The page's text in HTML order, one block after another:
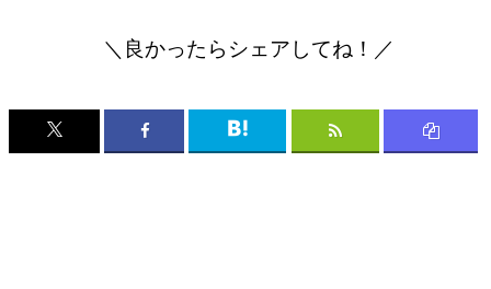
＼良かったらシェアしてね！／